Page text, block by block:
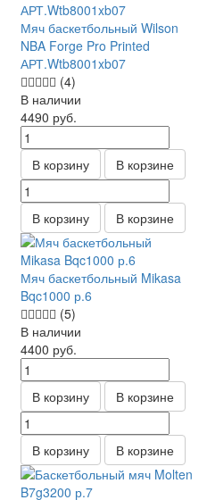
Мяч баскетбольный Wilson
NBA Forge Pro Printed
АРТ.Wtb8001xb07
(4)
В наличии
4490 руб.
В корзину В корзине
В корзину В корзине
Мяч баскетбольный Mikasa
Bqc1000 р.6
(5)
В наличии
4400 руб.
В корзину В корзине
В корзину В корзине